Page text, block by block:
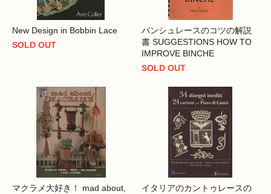
New Design in Bobbin Lace
SOLD OUT
バンシュレースのコツの解説
書 SUGGESTIONS HOW TO
IMPROVE BINCHE
SOLD OUT
マクラメ大好き！ mad about,
イタリアのカントゥレースの